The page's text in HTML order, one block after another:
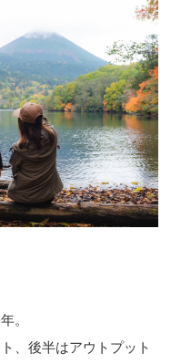
。
、後半はアウトプット